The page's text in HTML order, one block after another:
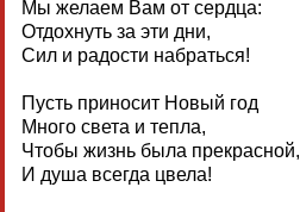
Мы желаем Вам от сердца:
Отдохнуть за эти дни,
Сил и радости набраться!
Пусть приносит Новый год
Много света и тепла,
Чтобы жизнь была прекрасной,
И душа всегда цвела!